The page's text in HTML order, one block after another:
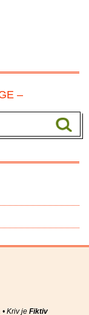
–
Kriv je Fiktiv